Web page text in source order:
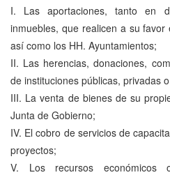
I. Las aportaciones, tanto en
inmuebles, que realicen a su
así como los HH. Ayuntamientos;
II. Las herencias, donaciones,
de instituciones públicas, privadas
III. La venta de bienes de su
Junta de Gobierno;
IV. El cobro de servicios de
proyectos;
V. Los recursos